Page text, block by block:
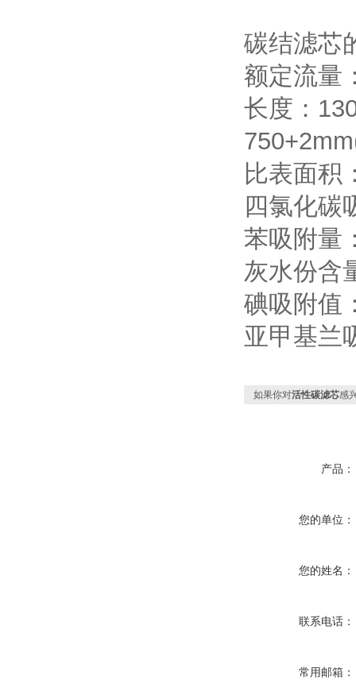
碳结滤芯
额定流量
长度：
比表面积
四氯化碳
苯吸附量
灰水份含
碘吸附值
亚甲基兰
如果你对活性碳滤芯感
产品：
您的单位：
您的姓名：
联系电话：
常用邮箱：